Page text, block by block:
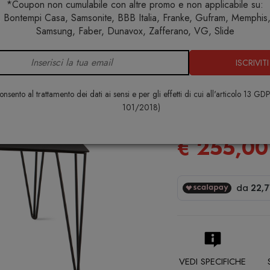
*Coupon non cumulabile con altre promo e non applicabile su:
Bontempi Casa, Samsonite, BBB Italia, Franke, Gufram,
Samsung, Faber, Dunavox, Zafferano, VG, Slide
ISCRIVITI
al trattamento dei dati ai sensi e per gli effetti di cui all'articolo 13
101/2018)
Arredo interno Tavolini Chele Tavolino trapezioidale
Chele
36x28 H30
€ 255,00
VEDI SPECIFICHE